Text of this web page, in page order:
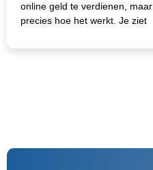
online geld te verdienen,
precies hoe het werkt. Je ziet